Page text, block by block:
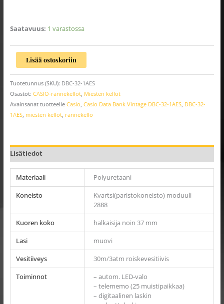
Saatavuus: 1 varastossa
Lisää ostoskoriin
Tuotetunnus (SKU): DBC-32-1AES
Osastot: CASIO-rannekellot, Miesten kellot
Avainsanat tuotteelle Casio Casio Data Bank Vintage DBC-32-1AES, DBC-32-
1AES, miesten kellot, rannekello
Lisätiedot
Materiaali
Polyuretaani
Koneisto
Kvartsi(paristokoneisto) moduuli
2888
Kuoren koko
halkaisija noin 37 mm
Lasi
muovi
Vesitiiveys
30m/3atm roiskevesitiivis
Toiminnot
– autom. LED-valo
– telememo (25 muistipaikkaa)
– digitaalinen laskin